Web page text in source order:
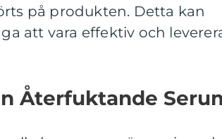
på produkten. Detta kan
att vara effektiv och
Återfuktande